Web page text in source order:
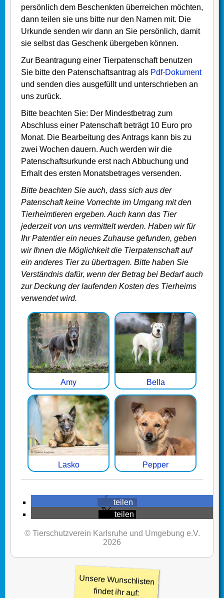
persönlich dem Beschenkten überreichen möchten,
dann teilen sie uns bitte nur den Namen mit. Die
Urkunde senden wir dann an Sie persönlich, damit
sie selbst das Geschenk übergeben können.
Zur Beantragung einer Tierpatenschaft benutzen
Sie bitte den Patenschaftsantrag als Pdf-Dokument
und senden dies ausgefüllt und unterschrieben an
uns zurück.
Bitte beachten Sie: Der Mindestbetrag zum
Abschluss einer Patenschaft beträgt 10 Euro pro
Monat. Die Bearbeitung des Antrags kann bis zu
zwei Wochen dauern. Auch werden wir die
Patenschaftsurkunde erst nach Abbuchung und
Erhalt des ersten Monatsbetrages versenden.
Bitte beachten Sie auch, dass sich aus der
Patenschaft keine Vorrechte im Umgang mit den
Tierheimtieren ergeben. Auch kann das Tier
jederzeit von uns vermittelt werden. Haben wir für
Ihr Patentier ein neues Zuhause gefunden, geben
wir Ihnen die Möglichkeit die Tierpatenschaft auf
ein anderes Tier zu übertragen. Bitte haben Sie
Verständnis dafür, wenn der Betrag bei Bedarf auch
zur Deckung der laufenden Kosten des Tierheims
verwendet wird.
Amy Bella
Lasko Pepper
teilen
teilen
© Tierschutzverein Karlsruhe und Umgebung e.V.
2026
Unsere Wunschlisten
findet ihr auf: